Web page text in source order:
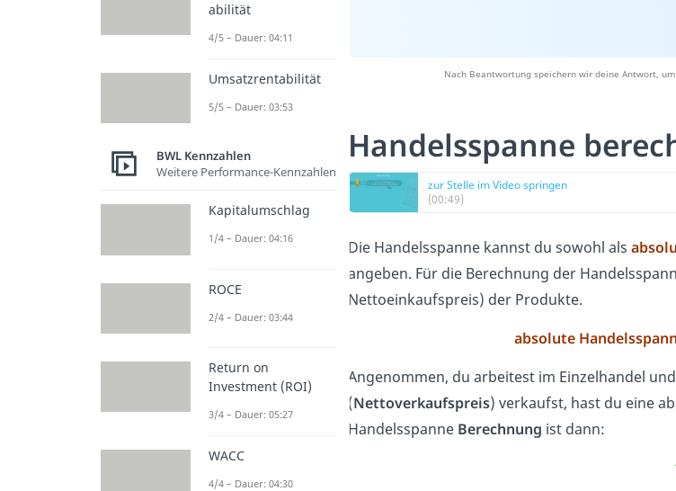
Nach Beantwortung speichern wir deine Antwort,
Handelsspanne
zur Stelle im Video springen
(00:49)
Die Handelsspanne kannst du sowohl als
angeben. Für die Berechnung der
Nettoeinkaufspreis) der Produkte.
absolute
Angenommen, du arbeitest im Einzelhandel
(Nettoverkaufspreis) verkaufst, hast du eine
Handelsspanne Berechnung ist dann:
abilität
4/5 – Dauer: 04:11
Umsatzrentabilität
5/5 – Dauer: 03:53
BWL Kennzahlen
Weitere Performance-Kennzahlen
Kapitalumschlag
1/4 – Dauer: 04:16
ROCE
2/4 – Dauer: 03:44
Return on
Investment (ROI)
3/4 – Dauer: 05:27
WACC
4/4 – Dauer: 04:30